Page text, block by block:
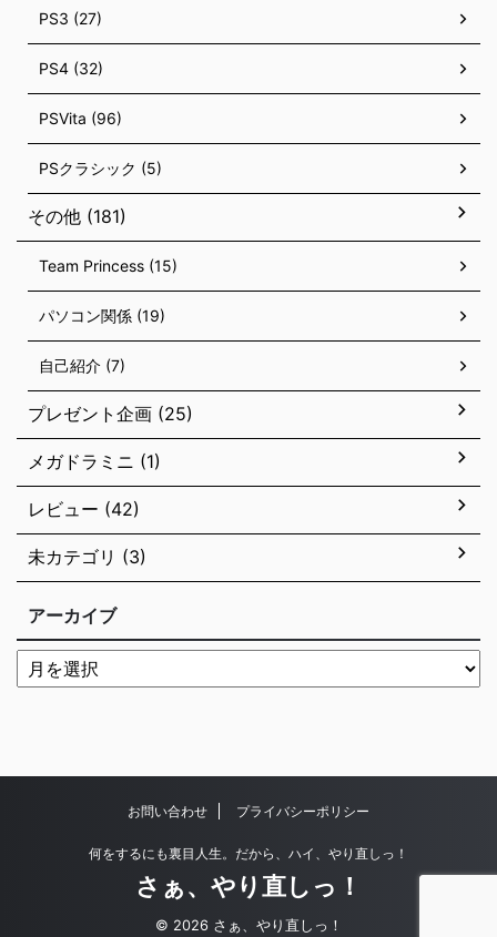
PS3 (27)
PS4 (32)
PSVita (96)
PSクラシック (5)
その他 (181)
Team Princess (15)
パソコン関係 (19)
自己紹介 (7)
プレゼント企画 (25)
メガドラミニ (1)
レビュー (42)
未カテゴリ (3)
アーカイブ
お問い合わせ プライバシーポリシー
何をするにも裏目人生。だから、ハイ、やり直しっ！
さぁ、やり直しっ！
© 2026 さぁ、やり直しっ！